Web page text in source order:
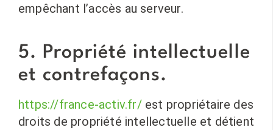
empêchant l’accès au serveur.
5. Propriété intellectuelle
et contrefaçons.
https://france-activ.fr/est propriétaire des
droits de propriété intellectuelle et détient